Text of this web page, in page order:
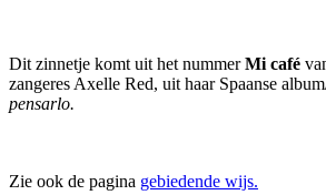
Dit zinnetje komt uit het nummerMi café
zangeres Axelle Red, uit haar Spaanse
pensarlo.
Zie ook de pagina gebiedende wijs.